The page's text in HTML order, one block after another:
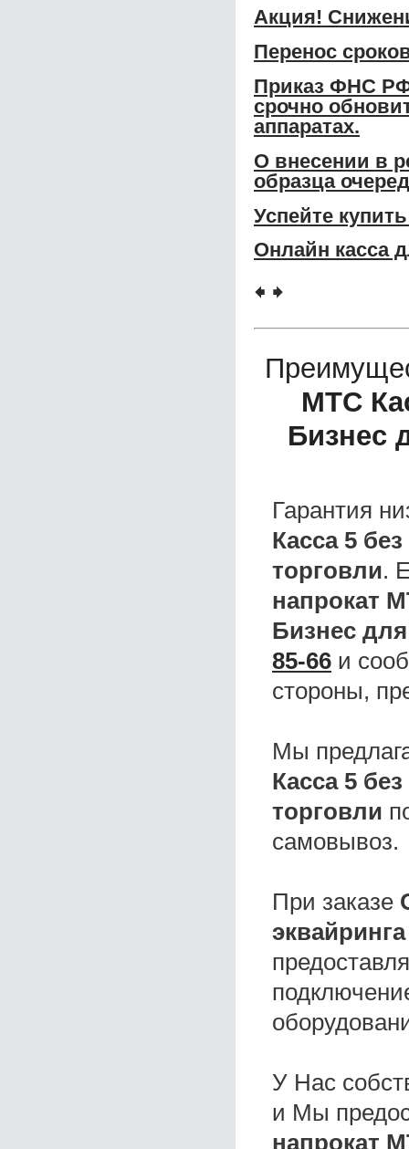
Акция!
Перенос
Приказ ФНС
срочно
аппаратах.
О внесении в
образца
Успейте
Онлайн касса
🠸 🠺
МТС
Бизнес
Гарантия
Касса 5
торговли.
напрокат
Бизнес
85-66 и
стороны,
Мы
Касса 5
торговли
самовывоз.
При заказе
У Нас
и Мы
напрокат